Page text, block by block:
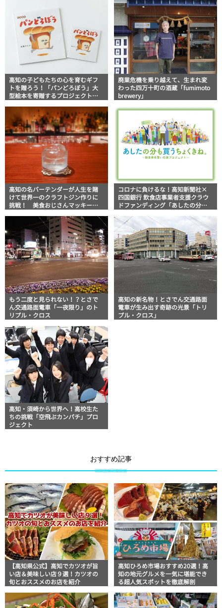
高知の子どもたちの心を育むギフ
トを贈ろう！「パンどろぼう」大
型絵本を寄贈するプロジェクトが
廃業危機を乗り越えて、生まれ変
わった四万十町の酒蔵「fumimoto
brewery」
高知の名バーテンダーが人生を賭
けて世界一のクラフトジン作りに
挑戦！ 美食おじさんマッキー牧
コロナに負けるな！高知新聞社×
四国銀行 飲食店事業者支援クラウ
ドファンディング「あしたの分も
応援プロジェクト～」始動
もう二度と見られない！？とさで
ん交通路面電車「一夜限り」のト
リプル・クロス
高知の新名物！とさでん交通路面
電車が生み出す奇跡の光景「トリ
プル・クロス」
高知・須崎から世界へ！高校生た
ちの挑戦「空飛ぶカンパチ」プロ
ジェクト
おすすめ記事
【高知県公式】高知でカツオが旨
い店＆美味しい店９選！カツオの
旬とおススメのお店を紹介
高知ひろめ市場おすすめ20選！高
知の地元グルメを一気に堪能でき
る超人気スポットを徹底解剖